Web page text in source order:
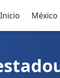
Inicio México